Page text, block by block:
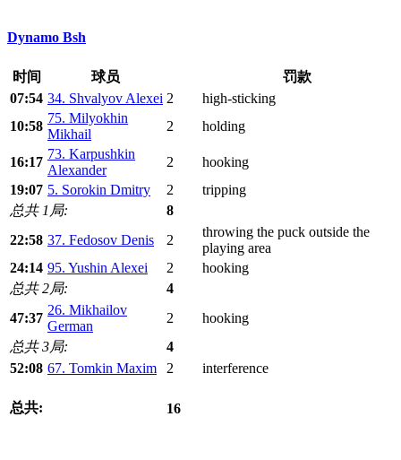
Dynamo Bsh
时间 球员
罚款
07:54 34. Shvalyov Alexei 2
high-sticking
10:58
75. Milyokhin
Mikhail
2 holding
16:17
73. Karpushkin
Alexander
2
hooking
19:07 5. Sorokin Dmitry 2
tripping
总共 1局:
8
22:58 37. Fedosov Denis 2
throwing the puck outside the
playing area
24:14 95. Yushin Alexei 2
hooking
总共 2局:
4
47:37
26. Mikhailov
German
2
hooking
总共 3局:
4
52:08 67. Tomkin Maxim 2 interference
总共: 16